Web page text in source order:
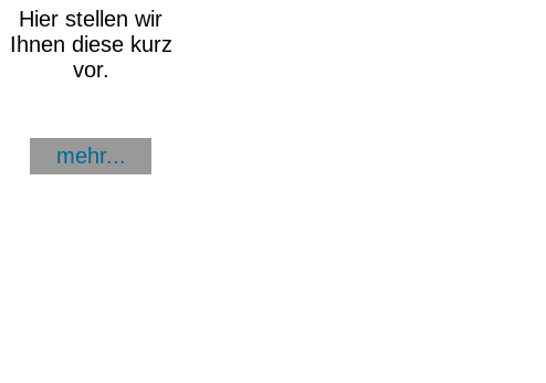
Hier stellen wir
Ihnen diese kurz
vor.
mehr...